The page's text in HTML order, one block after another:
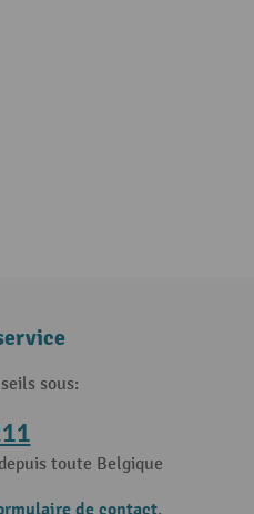
sous:
toute Belgique
de contact